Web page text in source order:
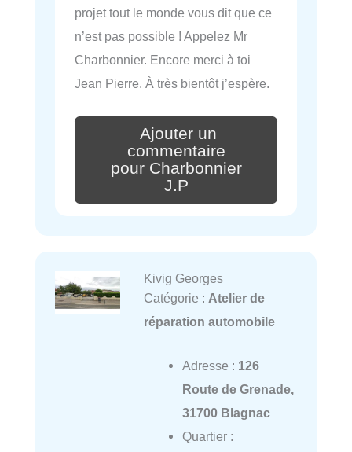
projet tout le monde vous dit que ce
n’est pas possible ! Appelez Mr
Charbonnier. Encore merci à toi
Jean Pierre. À très bientôt j’espère.
Ajouter un
commentaire
pour Charbonnier
J.P
Kivig Georges
Catégorie : Atelier de
réparation automobile
Adresse : 126
Route de Grenade,
31700 Blagnac
Quartier :